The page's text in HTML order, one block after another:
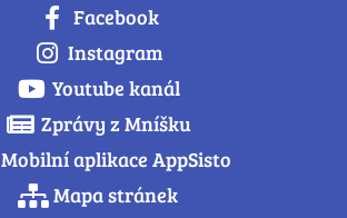
Facebook
Instagram
Youtube kanál
Zprávy z Mníšku
Mobilní aplikace AppSisto
Mapa stránek